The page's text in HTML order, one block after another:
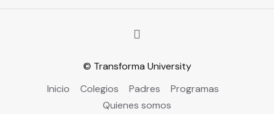
© Transforma University
Inicio
Colegios Padres
Programas
Quienes somos